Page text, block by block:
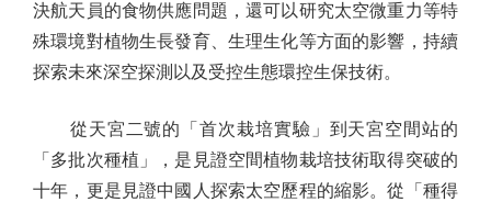
決航天員的食物供應問題，還可以研究太空微重力等特
殊環境對植物生長發育、生理生化等方面的影響，持續
探索未來深空探測以及受控生態環控生保技術。
從天宮二號的「首次栽培實驗」到天宮空間站的
「多批次種植」，是見證空間植物栽培技術取得突破的
十年，更是見證中國人探索太空歷程的縮影。從「種得